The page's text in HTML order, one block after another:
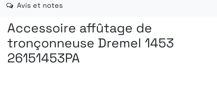
Avis et notes
Accessoire affûtage de
tronçonneuse Dremel 1453
26151453PA